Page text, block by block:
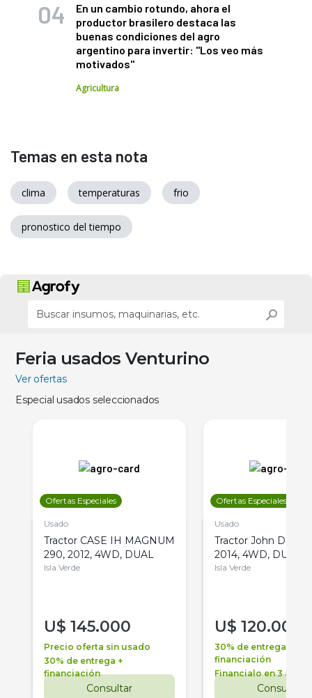
En un cambio rotundo, ahora el
productor brasilero destaca las
buenas condiciones del agro
argentino para invertir: "Los veo más
motivados"
Agricultura
Temas en esta nota
clima temperaturas frio
pronostico del tiempo
Feria usados Venturino
Ver ofertas
Especial usados seleccionados
Ofertas Especiales
Usado
Tractor CASE IH MAGNUM
290, 2012, 4WD, DUAL
Isla Verde
U$ 145.000
Precio oferta sin usado
30% de entrega +
financiación
Consultar
Ofertas Especiales
Usado
Tractor John Deere
2014, 4WD, DUAL
Isla Verde
U$ 120.000
30% de entrega +
financiación
Financialo en 3 años
Consultar